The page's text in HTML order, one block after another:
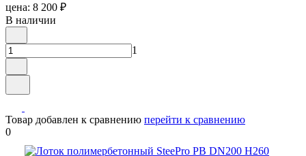
цена: 8 200 ₽
В наличии
1
Товар добавлен к сравнению перейти к сравнению
0